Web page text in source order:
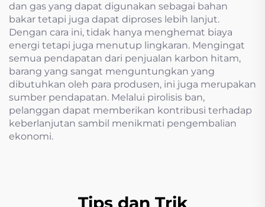
dan gas yang dapat digunakan sebagai bahan
bakar tetapi juga dapat diproses lebih lanjut.
Dengan cara ini, tidak hanya menghemat biaya
energi tetapi juga menutup lingkaran. Mengingat
semua pendapatan dari penjualan karbon hitam,
barang yang sangat menguntungkan yang
dibutuhkan oleh para produsen, ini juga merupakan
sumber pendapatan. Melalui pirolisis ban,
pelanggan dapat memberikan kontribusi terhadap
keberlanjutan sambil menikmati pengembalian
ekonomi.
Tips dan Trik